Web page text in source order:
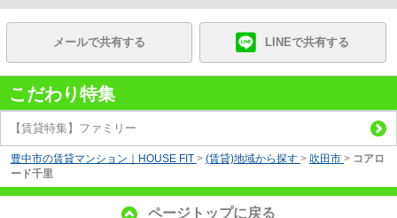
メールで共有する LINEで共有する
こだわり特集
【賃貸特集】ファミリー
豊中市の賃貸マンション｜HOUSE FIT > (賃貸)地域から探す > 吹田市 > コアロ
ード千里
ページトップに戻る